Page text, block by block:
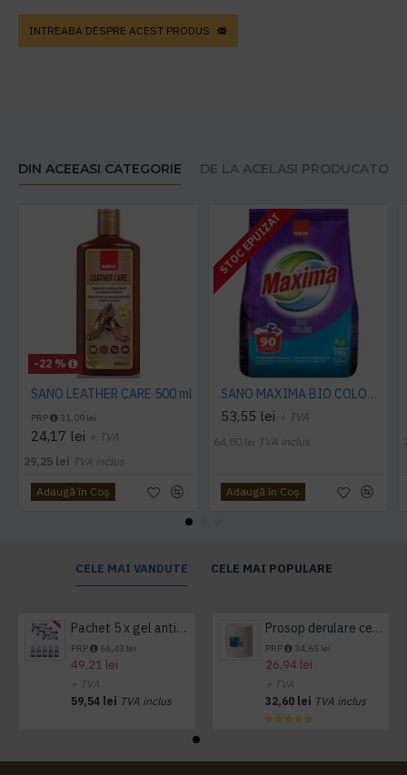
INTREABA DESPRE ACEST PRODUS
DIN ACEEASI CATEGORIE DE LA ACELASI PRODUCATOR
-22 %
SANO LEATHER CARE 500 ml
PRP 31,09 lei
24,17 lei + TVA
29,25 lei TVA inclus
Adaugă în Coş
STOC EPUIZAT
SANO MAXIMA BIO COLOR DETERGENT PUDRA, 3.25 Kg
53,55 lei + TVA
64,80 lei TVA inclus
Adaugă în Coş
CELE MAI VANDUTE CELE MAI POPULARE
Pachet 5 x gel antibacterian 50ml si 3 x Servetele antibacteriene 48 buc Hygienium
PRP 66,43 lei
49,21 lei
+ TVA
59,54 lei TVA inclus
Prosop derulare centrala 1 pliu, 300 m Tork
PRP 34,65 lei
26,94 lei
+ TVA
32,60 lei TVA inclus